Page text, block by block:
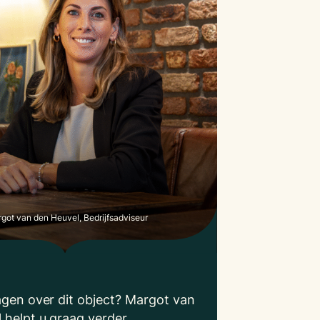
van den Heuvel, Bedrijfsadviseur
over dit object? Margot van